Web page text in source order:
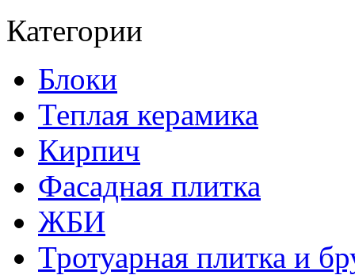
Категории
Блоки
Теплая керамика
Кирпич
Фасадная плитка
ЖБИ
Тротуарная плитка и